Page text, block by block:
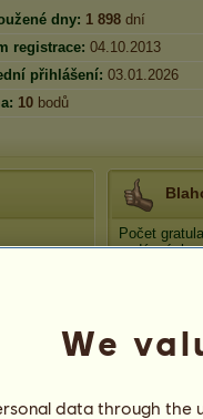
dny: 1 898 dní
registrace: 04.10.2013
přihlášení: 03.01.2026
10 bodů
Počet
nedávných:
Artheon
We
data through the